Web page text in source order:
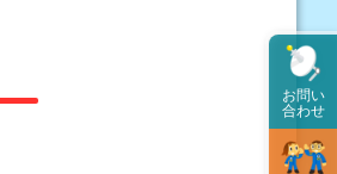
お問い
合わせ